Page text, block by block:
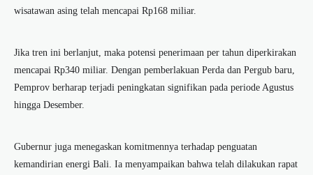
wisatawan asing telah mencapai Rp168 miliar.
Jika tren ini berlanjut, maka potensi penerimaan per tahun diperkirakan
mencapai Rp340 miliar. Dengan pemberlakuan Perda dan Pergub baru,
Pemprov berharap terjadi peningkatan signifikan pada periode Agustus
hingga Desember.
Gubernur juga menegaskan komitmennya terhadap penguatan
kemandirian energi Bali. Ia menyampaikan bahwa telah dilakukan rapat